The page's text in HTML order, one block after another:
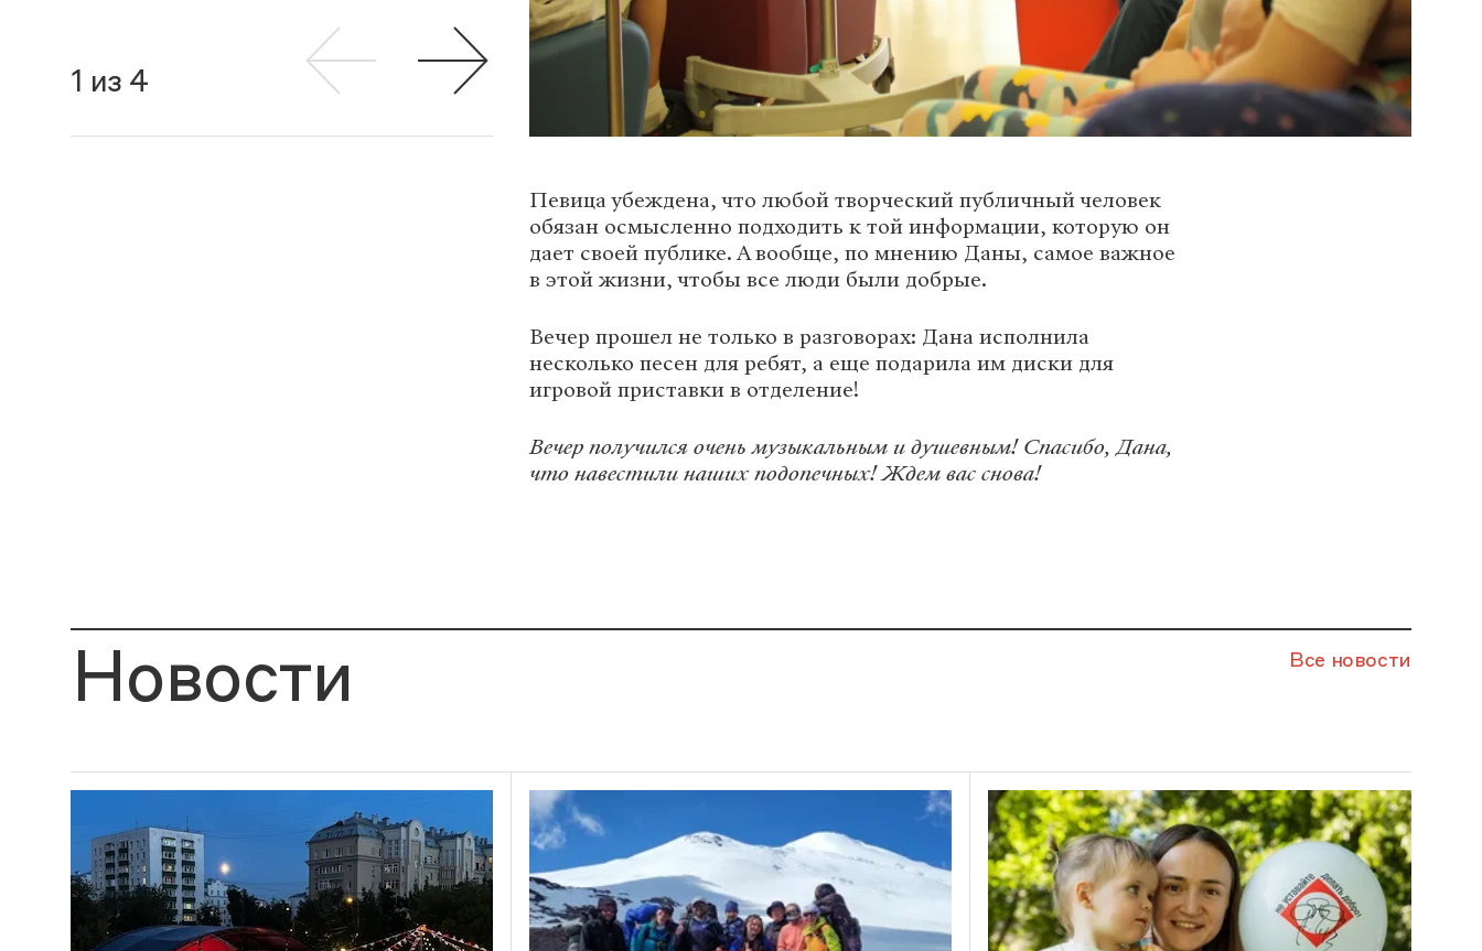
1 из 4
Певица убеждена, что любой творческий публичный человек
обязан осмысленно подходить к той информации, которую он
дает своей публике. А вообще, по мнению Даны, самое важное
в этой жизни, чтобы все люди были добрые.
Вечер прошел не только в разговорах: Дана исполнила
несколько песен для ребят, а еще подарила им диски для
игровой приставки в отделение!
Вечер получился очень музыкальным и душевным! Спасибо, Дана,
что навестили наших подопечных! Ждем вас снова!
Новости Все новости